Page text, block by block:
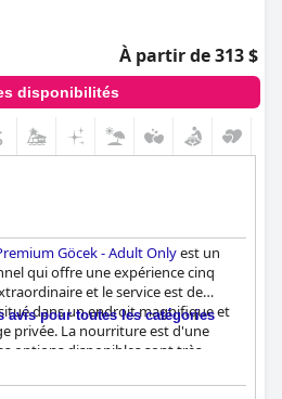
À partir de 313 $
disponibilités
Göcek - Adult Onlyest un
qui offre une expérience cinq
et le service est de
dans un endroit magnifique et
privée. La nourriture est d'une
options disponibles sont très
estiment que l'hôtel est trop
options, la majorité des
avis pour toutes les catégories